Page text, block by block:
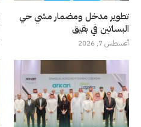
تطوير مدخل ومضمار مشي حي
البساتين في بقيق
أغسطس 7, 2026